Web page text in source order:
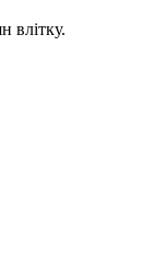
влітку.